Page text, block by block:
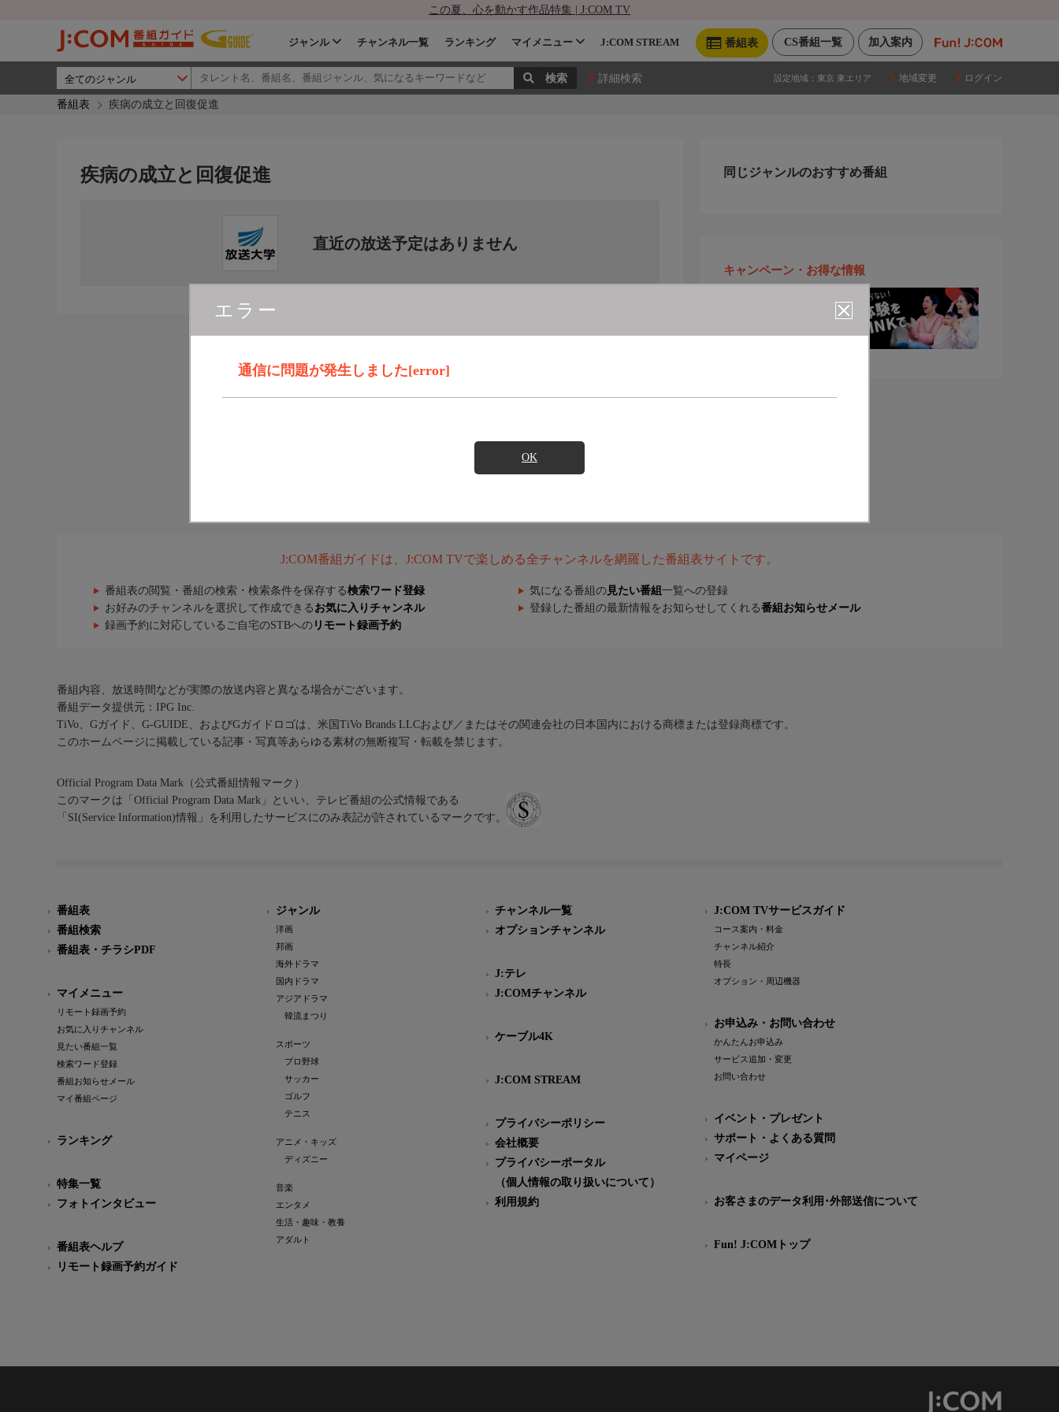
この夏、心を動かす作品特集 | J:COM TV
加入案内
CS番組一覧
番組表
ジャンル チャンネル一覧 ランキング マイメニュー J:COM STREAM
詳細検索 設定地域： 東京 東エリア 地域変更 ログイン
番組表 疾病の成立と回復促進
エラー
通信に問題が発生しました[error]
OK
疾病の成立と回復促進
直近の放送予定はありません
同じジャンルのおすすめ番組
キャンペーン・お得な情報
J:COM番組ガイドは、J:COM TVで楽しめる全チャンネルを網羅した番組表サイトです。
番組表の閲覧・番組の検索・検索条件を保存する検索ワード登録 気になる番組の 見たい番組 一覧への登録
お好みのチャンネルを選択して作成できる お気に入りチャンネル 登録した番組の最新情報をお知らせしてくれる番組お知らせメール
録画予約に対応しているご自宅のSTBへの リモート録画予約
番組内容、放送時間などが実際の放送内容と異なる場合がございます。
番組データ提供元：IPG Inc.
TiVo、Gガイド、G-GUIDE、およびGガイドロゴは、米国TiVo Brands LLCおよび／またはその関連会社の日本国内における商標または登録商標です。
このホームページに掲載している記事・写真等あらゆる素材の無断複写・転載を禁じます。
Official Program Data Mark（公式番組情報マーク）
このマークは「Official Program Data Mark」といい、テレビ番組の公式情報である
「SI(Service Information)情報」を利用したサービスにのみ表記が許されているマークです。
番組表
番組検索
番組表・チラシPDF
マイメニュー
リモート録画予約
お気に入りチャンネル
見たい番組一覧
検索ワード登録
番組お知らせメール
マイ番組ページ
ランキング
特集一覧
フォトインタビュー
番組表ヘルプ
リモート録画予約ガイド
ジャンル
洋画
邦画
海外ドラマ
国内ドラマ
アジアドラマ
韓流まつり
スポーツ
プロ野球
サッカー
ゴルフ
テニス
アニメ・キッズ
ディズニー
音楽
エンタメ
生活・趣味・教養
アダルト
チャンネル一覧
オプションチャンネル
J:テレ
J:COMチャンネル
ケーブル4K
J:COM STREAM
プライバシーポリシー
会社概要
プライバシーポータル
（個人情報の取り扱いについて）
利用規約
J:COM TVサービスガイド
コース案内・料金
チャンネル紹介
特長
オプション・周辺機器
お申込み・お問い合わせ
かんたんお申込み
サービス追加・変更
お問い合わせ
イベント・プレゼント
サポート・よくある質問
マイページ
お客さまのデータ利用･外部送信について
Fun! J:COMトップ